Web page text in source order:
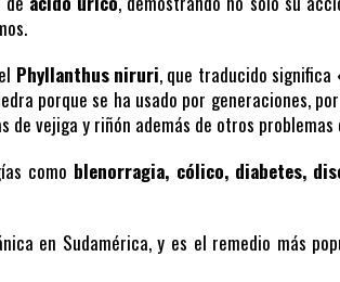
Phyllanthus niruri, que traducido significa
porque se ha usado por generaciones,
vejiga y riñón además de otros problemas
como blenorragia, cólico, diabetes,
en Sudamérica, y es el remedio más